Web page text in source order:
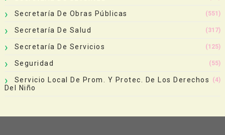
Secretaría De Obras Públicas (551)
Secretaría De Salud (317)
Secretaría De Servicios (125)
Seguridad (55)
Servicio Local De Prom. Y Protec. De Los Derechos
Del Niño
(4)